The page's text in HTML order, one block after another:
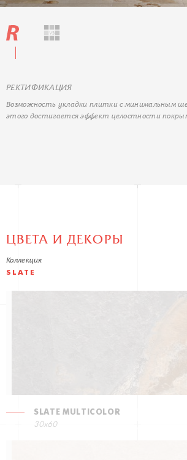
РЕКТИФИКАЦИЯ
Возможность укладки плитки с минимальным
этого достигается эффект целостности
ЦВЕТА И ДЕКОРЫ
Коллекция
SLATE
SLATE MULTICOLOR
30x60